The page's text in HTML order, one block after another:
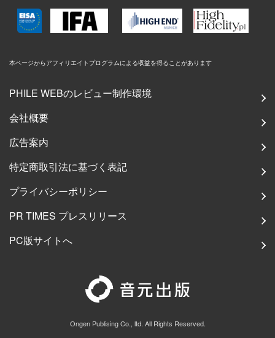
本ページからアフィリエイトプログラムによる収益を得ることがあります
PHILE WEBのレビュー制作環境
会社概要
広告案内
特定商取引法に基づく表記
プライバシーポリシー
PR TIMES プレスリリース
PC版サイトへ
Ongen Publising Co., ltd. All Rights Reserved.